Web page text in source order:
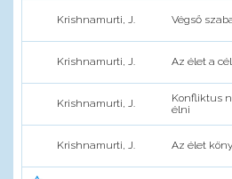
Krishnamurti, J. Végső
Krishnamurti, J. Az élet a cél
Krishnamurti, J.
Konfliktus
élni
Krishnamurti, J. Az élet